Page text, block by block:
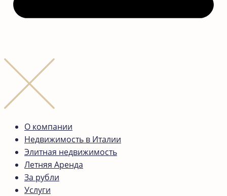
О компании
Недвижимость в Италии
Элитная недвижимость
Летняя Аренда
За рубли
Услуги